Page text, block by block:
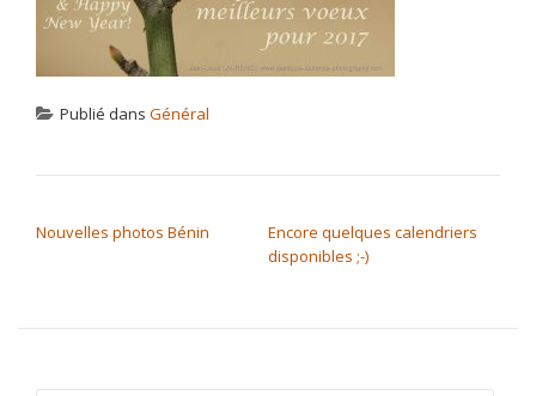
Publié dans Général
Nouvelles photos Bénin
Encore quelques calendriers
disponibles ;-)